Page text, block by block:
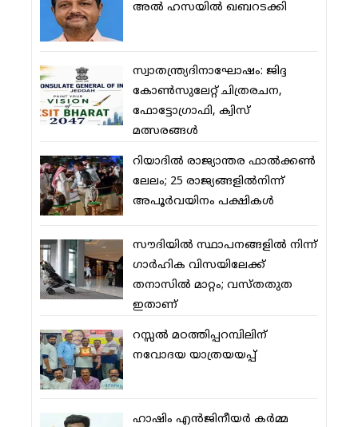
അല്‍ ഹസയില്‍ ഖബറടക്കി
സ്വാതന്ത്ര്യദിനാഘോഷം: ജിദ്ദ
കോണ്‍സുലേറ്റ് ചിത്രരചന,
ഫോട്ടോഗ്രാഫി, ക്വിസ്
മത്സരങ്ങള്‍
റിയാദില്‍ രാജ്യാന്തര ഫാല്‍ക്കണ്‍
ലേലം; 25 രാജ്യങ്ങളില്‍നിന്ന്
അപൂര്‍വയിനം പക്ഷികള്‍
സൗദിയില്‍ സ്ഥാപനങ്ങളില്‍ നിന്ന്
ഗാര്‍ഹിക വിസയിലേക്ക്
തനാസില്‍ മാറ്റം; വസ്തതുത
ഇതാണ്
റസ്സല്‍ മഠത്തിപ്പറമ്പിലിന്
നവോദയ യാത്രയയപ്പ്
ഹാഷിം എന്‍ജിനീയര്‍ കര്‍മ്മ